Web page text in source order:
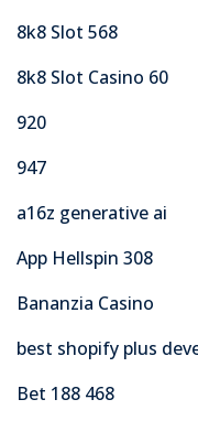
8k8 Slot 568
8k8 Slot Casino 60
920
947
a16z generative ai
App Hellspin 308
Bananzia Casino
best shopify plus
Bet 188 468